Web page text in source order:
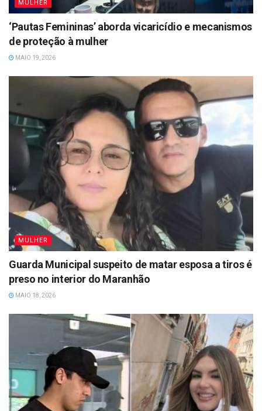
MULHER
‘Pautas Femininas’ aborda vicaricídio e mecanismos
de proteção à mulher
MAIO 19, 2026
MULHER
Guarda Municipal suspeito de matar esposa a tiros é
preso no interior do Maranhão
MAIO 18, 2026